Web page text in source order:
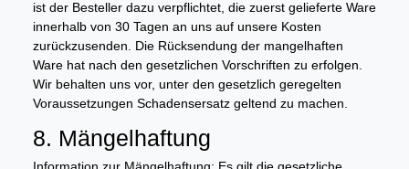
ist der Besteller dazu verpflichtet, die zuerst gelieferte Ware
innerhalb von 30 Tagen an uns auf unsere Kosten
zurückzusenden. Die Rücksendung der mangelhaften
Ware hat nach den gesetzlichen Vorschriften zu erfolgen.
Wir behalten uns vor, unter den gesetzlich geregelten
Voraussetzungen Schadensersatz geltend zu machen.
8. Mängelhaftung